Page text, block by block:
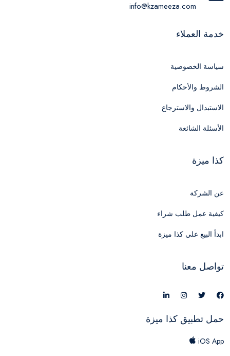
info@kzameeza.com
خدمة العملاء
سياسة الخصوصية
الشروط والأحكام
الاستبدال والاسترجاع
الأسئلة الشائعة
كذا ميزة
عن الشركة
كيفية عمل طلب شراء
ابدأ البيع علي كذا ميزة
تواصل معنا
حمل تطبيق كذا ميزة
iOS App